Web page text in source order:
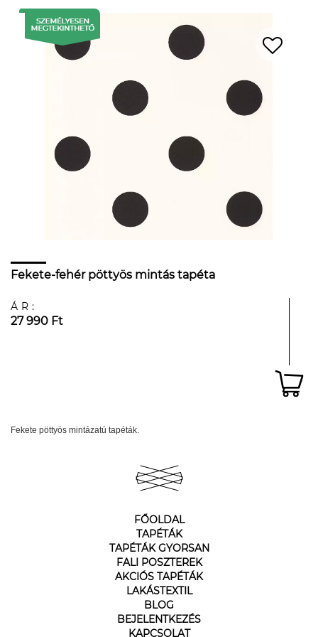
Fekete-fehér pöttyös mintás tapéta
ÁR:
27 990 Ft
Fekete pöttyös mintázatú tapéták.
FŐOLDAL
TAPÉTÁK
TAPÉTÁK GYORSAN
FALI POSZTEREK
AKCIÓS TAPÉTÁK
LAKÁSTEXTIL
BLOG
BEJELENTKEZÉS
KAPCSOLAT